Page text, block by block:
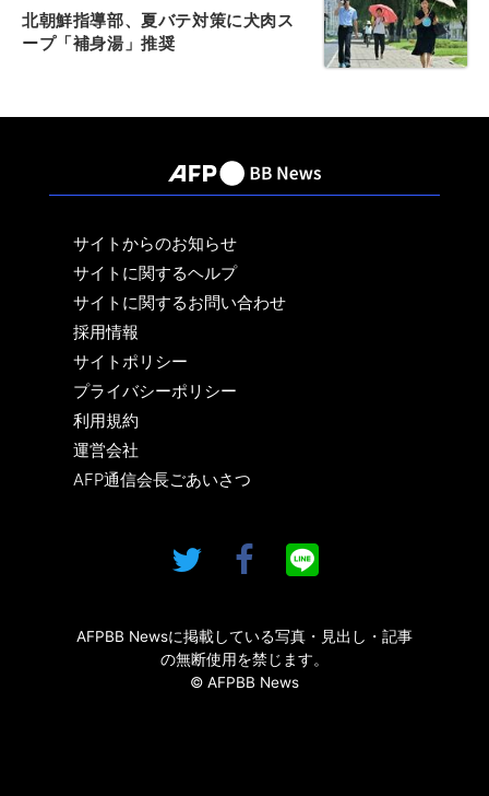
北朝鮮指導部、夏バテ対策に犬肉ス
ープ「補身湯」推奨
サイトからのお知らせ
サイトに関するヘルプ
サイトに関するお問い合わせ
採用情報
サイトポリシー
プライバシーポリシー
利用規約
運営会社
AFP通信会長ごあいさつ
AFPBB Newsに掲載している写真・見出し・記事
の無断使用を禁じます。
© AFPBB News